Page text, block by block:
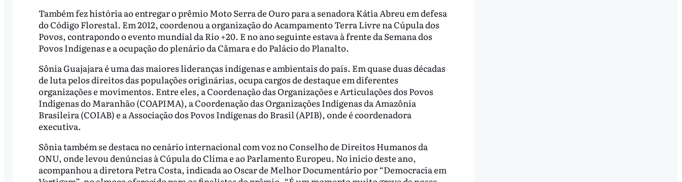
Também fez história ao entregar o prêmio Moto Serra de Ouro para a senadora Kátia Abreu em defesa
do Código Florestal. Em 2012, coordenou a organização do Acampamento Terra Livre na Cúpula dos
Povos, contrapondo o evento mundial da Rio +20. E no ano seguinte estava à frente da Semana dos
Povos Indígenas e a ocupação do plenário da Câmara e do Palácio do Planalto.
Sônia Guajajara é uma das maiores lideranças indígenas e ambientais do país. Em quase duas décadas
de luta pelos direitos das populações originárias, ocupa cargos de destaque em diferentes
organizações e movimentos. Entre eles, a Coordenação das Organizações e Articulações dos Povos
Indígenas do Maranhão (COAPIMA), a Coordenação das Organizações Indígenas da Amazônia
Brasileira (COIAB) e a Associação dos Povos Indígenas do Brasil (APIB), onde é coordenadora
executiva.
Sônia também se destaca no cenário internacional com voz no Conselho de Direitos Humanos da
ONU, onde levou denúncias à Cúpula do Clima e ao Parlamento Europeu. No início deste ano,
acompanhou a diretora Petra Costa, indicada ao Oscar de Melhor Documentário por “Democracia em